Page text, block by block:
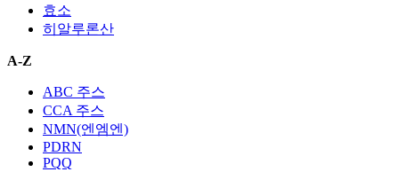
효소
히알루론산
A-Z
ABC 주스
CCA 주스
NMN(엔엠엔)
PDRN
PQQ